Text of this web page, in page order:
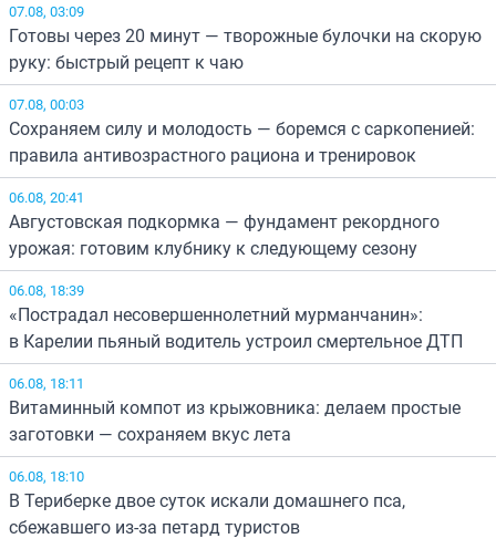
07.08, 03:09
Готовы через 20 минут — творожные булочки на скорую
руку: быстрый рецепт к чаю
07.08, 00:03
Сохраняем силу и молодость — боремся с саркопенией:
правила антивозрастного рациона и тренировок
06.08, 20:41
Августовская подкормка — фундамент рекордного
урожая: готовим клубнику к следующему сезону
06.08, 18:39
«Пострадал несовершеннолетний мурманчанин»:
в Карелии пьяный водитель устроил смертельное ДТП
06.08, 18:11
Витаминный компот из крыжовника: делаем простые
заготовки — сохраняем вкус лета
06.08, 18:10
В Териберке двое суток искали домашнего пса,
сбежавшего из-за петард туристов